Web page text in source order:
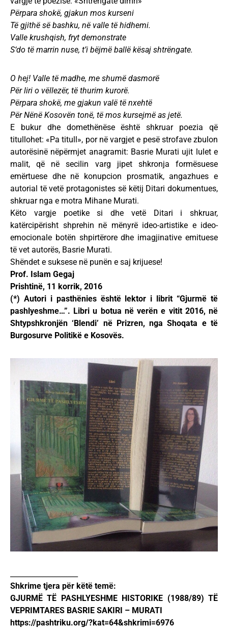
Përpara shokë, gjakun mos kurseni
Të gjithë së bashku, në valle të hidhemi.
Valle krushqish, fryt demonstrate
S‘do të marrin nuse, t’i bëjmë ballë kësaj shtrëngate.
O hej! Valle të madhe, me shumë dasmorë
Për liri o vëllezër, të thurim kurorë.
Përpara shokë, me gjakun valë të nxehtë
Për Nënë Kosovën tonë, të mos kursejmë as jetë.
E bukur dhe domethënëse është shkruar poezia që
titullohet: «Pa titull», por në vargjet e pesë strofave zbulon
autorësinë nëpërmjet anagramit: Basrie Murati ujit lulet e
malit, që në secilin varg jipet shkronja formësuese
emërtuese dhe në konupcion prosmatik, angazhues e
autorial të vetë protagonistes së këtij Ditari dokumentues,
shkruar nga e motra Mihane Murati.
Këto vargje poetike si dhe vetë Ditari i shkruar,
katërcipërisht shprehin në mënyrë ideo-artistike e ideo-
emocionale botën shpirtërore dhe imagjinative emituese
të vet autorës, Basrie Murati.
Shëndet e suksese në punën e saj krijuese!
Prof. Islam Gegaj
Prishtinë, 11 korrik, 2016
(*) Autori i pasthënies është lektor i librit “Gjurmë të
pashlyeshme…”. Libri u botua në verën e vitit 2016, në
Shtypshkronjën ‘Blendi’ në Prizren, nga Shoqata e të
Burgosurve Politikë e Kosovës.
Shkrime tjera për këtë temë:
GJURMË TË PASHLYESHME HISTORIKE (1988/89) TË
VEPRIMTARES BASRIE SAKIRI – MURATI
https://pashtriku.org/?kat=64&shkrimi=6976